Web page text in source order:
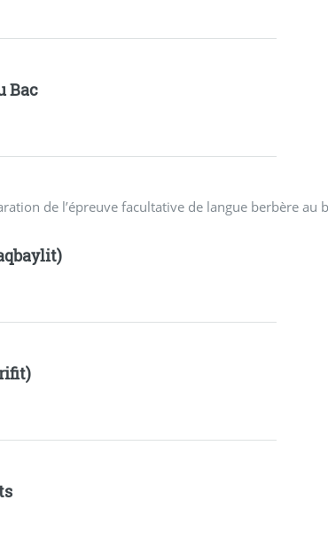
Bac
de l’épreuve facultative de langue berbère au